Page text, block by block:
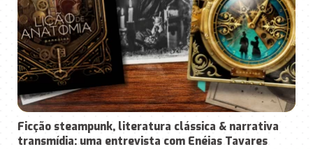
Ficção steampunk, literatura clássica & narrativa
transmídia: uma entrevista com Enéias Tavares